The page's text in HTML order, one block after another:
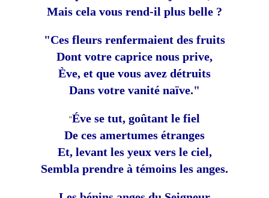
Mais cela vous rend-il plus belle ?
"Ces fleurs renfermaient des fruits
Dont votre caprice nous prive,
Ève, et que vous avez détruits
Dans votre vanité naïve."
"Éve se tut, goûtant le fiel
De ces amertumes étranges
Et, levant les yeux vers le ciel,
Sembla prendre à témoins les anges.